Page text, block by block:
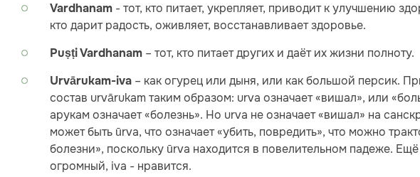
Vardhanam - тот, кто питает, укрепляет, приводит к улучшению
кто дарит радость, оживляет, восстанавливает здоровье.
Puṣṭi Vardhanam – тот, кто питает других и даёт их жизни полноту.
Urvārukam-iva – как огурец или дыня, или как большой персик.
состав urvārukam таким образом: urva означает «вишал», или
арукам означает «болезнь». Но urva не означает «вишал» на
может быть ūrva, что означает «убить, повредить», что можно
болезни», поскольку ūrva находится в повелительном падеже.
огромный, iva - нравится.